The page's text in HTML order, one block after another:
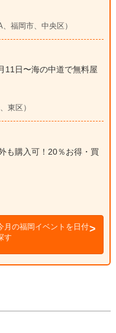
福岡市、中央区）
11日〜海の中道で無料屋
東区）
も購入可！20％お得・買
月の福岡イベントを日付
す